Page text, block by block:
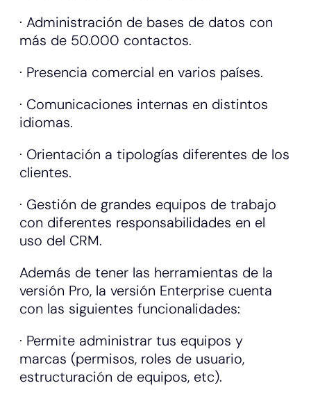
· Administración de bases de datos con
más de 50.000 contactos.
· Presencia comercial en varios países.
· Comunicaciones internas en distintos
idiomas.
· Orientación a tipologías diferentes de los
clientes.
· Gestión de grandes equipos de trabajo
con diferentes responsabilidades en el
uso del CRM.
Además de tener las herramientas de la
versión Pro, la versión Enterprise cuenta
con las siguientes funcionalidades:
· Permite administrar tus equipos y
marcas (permisos, roles de usuario,
estructuración de equipos, etc).